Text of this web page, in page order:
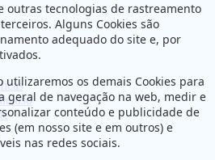
uso
outras tecnologias de rastreamento
Alguns Cookies são
adequado do site e, por
utilizaremos os demais Cookies para
geral de navegação na web, medir e
conteúdo e publicidade de
(em nosso site e em outros) e
nas redes sociais.